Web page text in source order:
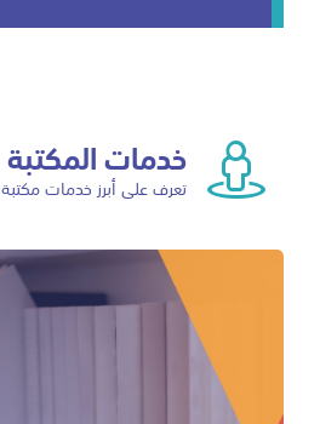
خدمات المكتبة
تعرف على أبرز خدمات مكتبة